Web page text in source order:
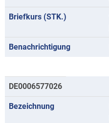
DE0006577026